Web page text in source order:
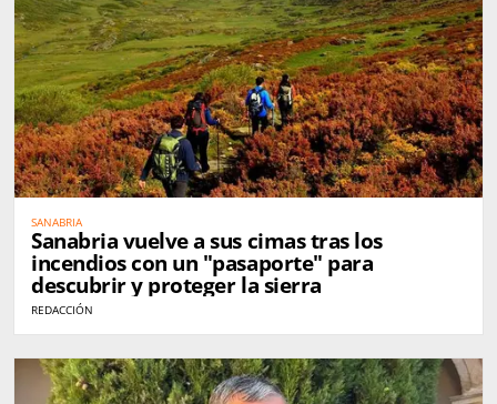
SANABRIA
Sanabria vuelve a sus cimas tras los
incendios con un "pasaporte" para
descubrir y proteger la sierra
REDACCIÓN